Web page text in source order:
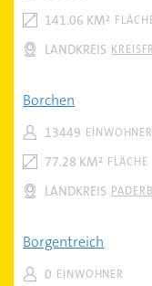
141.06 KM²
LANDKREIS
Borchen
EINWOHNER
13449
FLÄCHE
77.28 KM²
LANDKREIS
Borgentreich
EINWOHNER
0